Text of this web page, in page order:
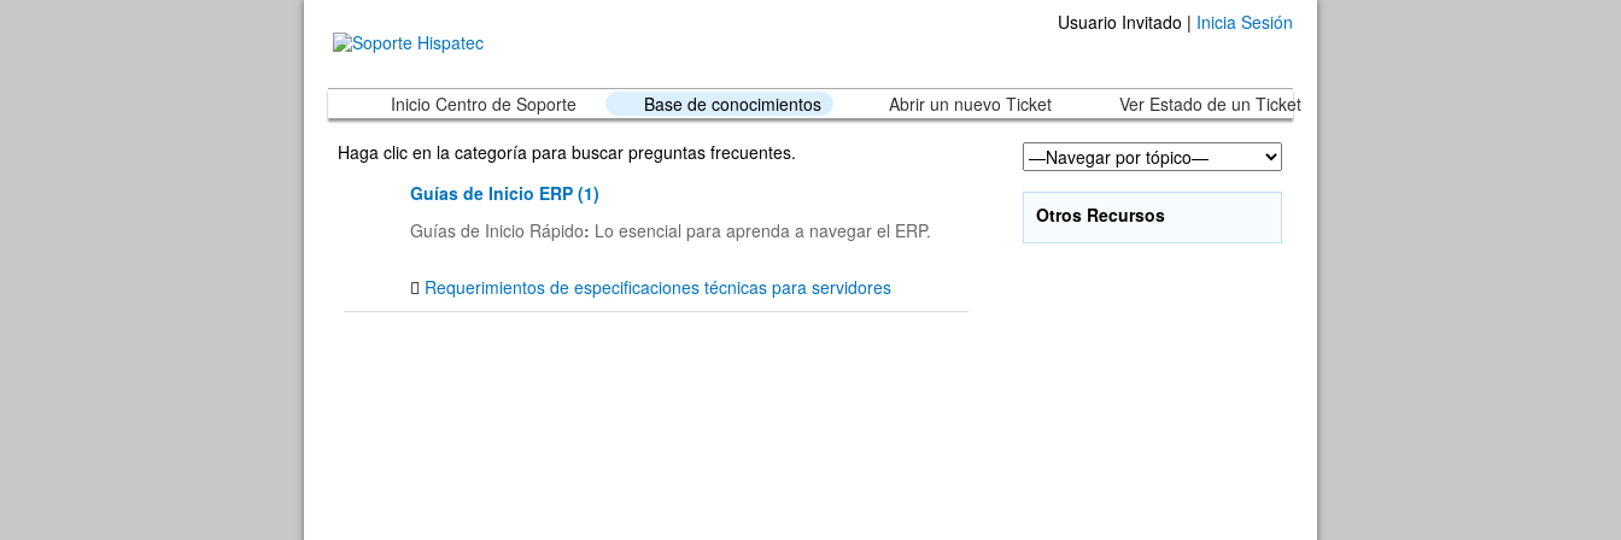
Usuario Invitado | Inicia Sesión
Inicio Centro de Soporte Base de conocimientos Abrir un nuevo Ticket
Ver Estado de un Ticket
Haga clic en la categoría para buscar preguntas frecuentes.
Guías de Inicio ERP (1)
Guías de Inicio Rápido: Lo esencial para aprenda a navegar el ERP.
Requerimientos de especificaciones técnicas para servidores
Otros Recursos